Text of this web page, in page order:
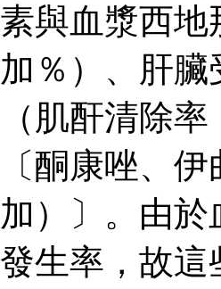
素與血漿西
加％）、肝
（肌酐清除
〔酮康唑、
加）〕。由
發生率，故